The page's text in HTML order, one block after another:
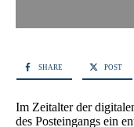
SHARE POST
Im Zeitalter der
des Posteingangs ein